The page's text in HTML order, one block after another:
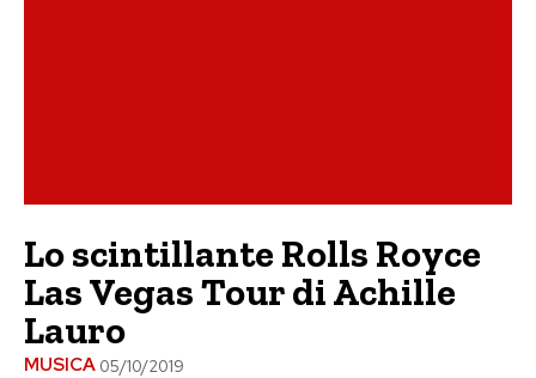
Lo scintillante Rolls Royce
Las Vegas Tour di Achille
Lauro
MUSICA 05/10/2019